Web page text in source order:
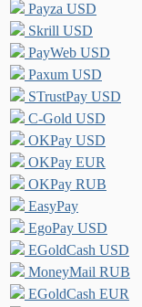
Payza USD
Skrill USD
PayWeb USD
Paxum USD
STrustPay USD
C-Gold USD
OKPay USD
OKPay EUR
OKPay RUB
EasyPay
EgoPay USD
EGoldCash USD
MoneyMail RUB
EGoldCash EUR